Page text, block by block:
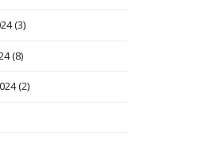
(8)
(2)